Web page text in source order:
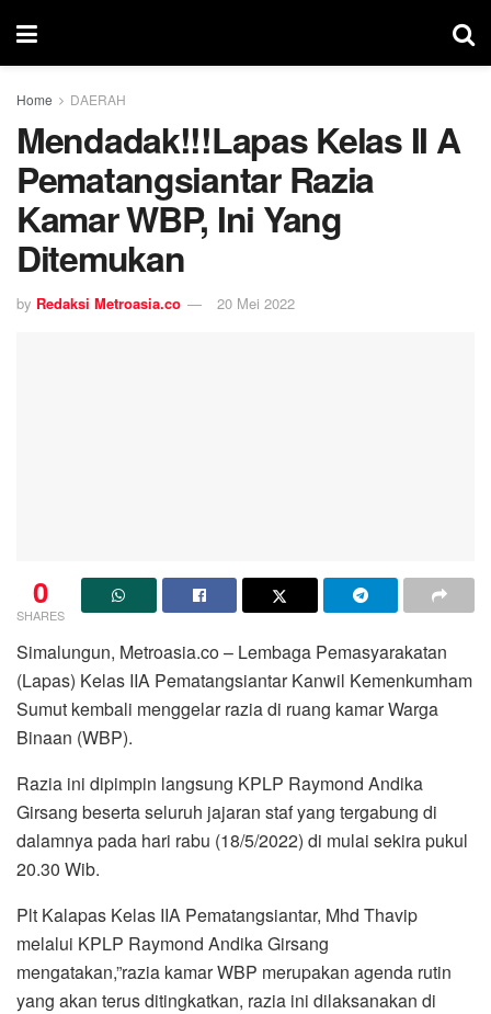
Home DAERAH
Mendadak!!!Lapas Kelas II A
Pematangsiantar Razia
Kamar WBP, Ini Yang
Ditemukan
by Redaksi Metroasia.co 20 Mei 2022
0
SHARES
Simalungun, Metroasia.co – Lembaga Pemasyarakatan
(Lapas) Kelas IIA Pematangsiantar Kanwil Kemenkumham
Sumut kembali menggelar razia di ruang kamar Warga
Binaan (WBP).
Razia ini dipimpin langsung KPLP Raymond Andika
Girsang beserta seluruh jajaran staf yang tergabung di
dalamnya pada hari rabu (18/5/2022) di mulai sekira pukul
20.30 Wib.
Plt Kalapas Kelas IIA Pematangsiantar, Mhd Thavip
melalui KPLP Raymond Andika Girsang
mengatakan,”razia kamar WBP merupakan agenda rutin
yang akan terus ditingkatkan, razia ini dilaksanakan di